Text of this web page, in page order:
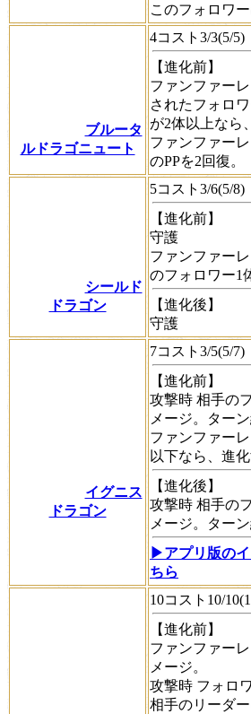
このフォロワ
ブルータ
ルドラゴニュート
4コスト3/3(5/5)
【進化前】
ファンファーレ
されたフォロ
が2体以上なら、
ファンファーレ
のPPを2回復。
シールド
ドラゴン
5コスト3/6(5/8)
【進化前】
守護
ファンファーレ
のフォロワー1
【進化後】
守護
イグニス
ドラゴン
7コスト3/5(5/7)
【進化前】
攻撃時 相手の
メージ。ター
ファンファーレ
以下なら、進化
【進化後】
攻撃時 相手の
メージ。ター
▶アプリ版の
ちら
10コスト10/
【進化前】
ファンファーレ
メージ。
攻撃時 フォロ
相手のリーダ